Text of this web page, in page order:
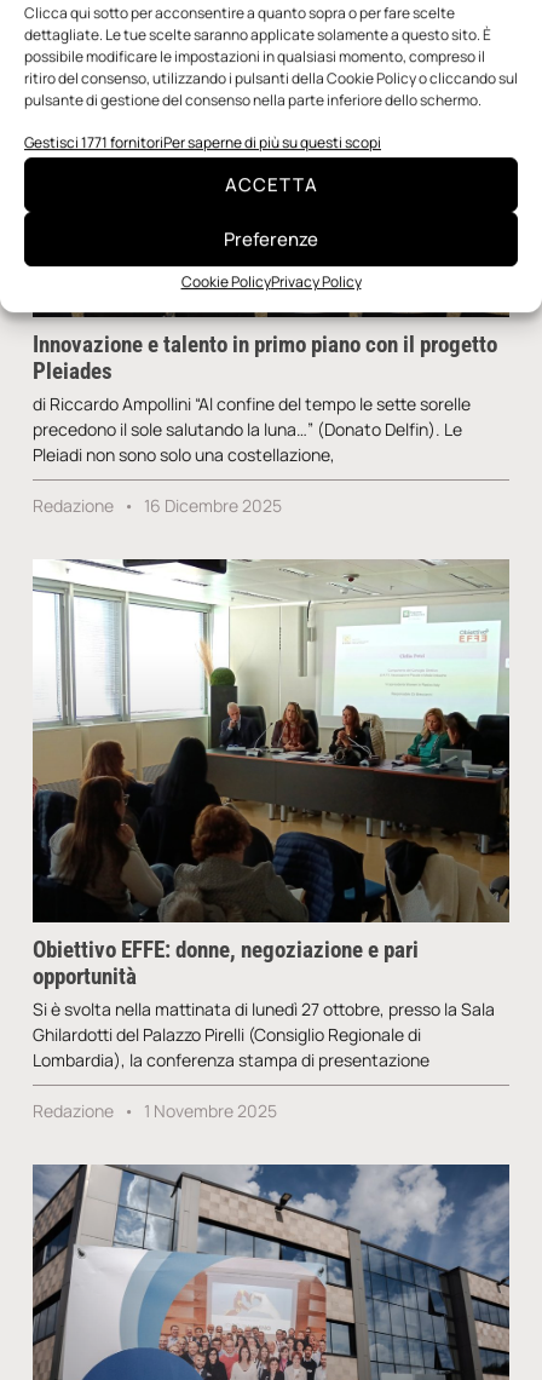
Clicca qui sotto per acconsentire a quanto sopra o per fare scelte
dettagliate. Le tue scelte saranno applicate solamente a questo sito. È
possibile modificare le impostazioni in qualsiasi momento, compreso il
ritiro del consenso, utilizzando i pulsanti della Cookie Policy o cliccando sul
pulsante di gestione del consenso nella parte inferiore dello schermo.
Gestisci 1771 fornitoriPer saperne di più su questi scopi
ACCETTA
Preferenze
Cookie PolicyPrivacy Policy
Innovazione e talento in primo piano con il progetto
Pleiades
di Riccardo Ampollini “Al confine del tempo le sette sorelle
precedono il sole salutando la luna…” (Donato Delfin). Le
Pleiadi non sono solo una costellazione,
Redazione 16 Dicembre 2025
Obiettivo EFFE: donne, negoziazione e pari
opportunità
Si è svolta nella mattinata di lunedì 27 ottobre, presso la Sala
Ghilardotti del Palazzo Pirelli (Consiglio Regionale di
Lombardia), la conferenza stampa di presentazione
Redazione 1 Novembre 2025